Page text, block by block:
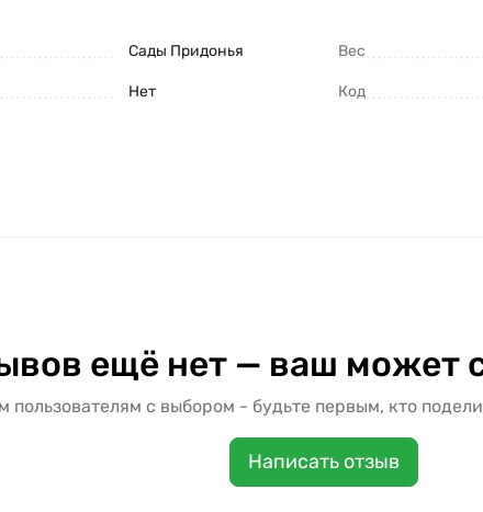
Сады Придонья
Нет
Вес
Код
ещё нет — ваш может
пользователям с выбором - будьте первым, кто
Написать отзыв